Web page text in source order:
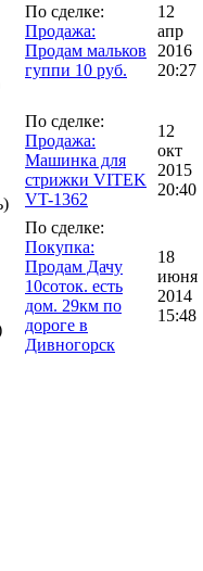
По сделке:
Продажа:
Продам мальков
гуппи 10 руб.
12
апр
2016
20:27
По сделке:
Продажа:
Машинка для
стрижки VITEK
VT-1362
12
окт
2015
20:40
По сделке:
Покупка:
Продам Дачу
10соток. есть
дом. 29км по
дороге в
Дивногорск
18
июня
2014
15:48